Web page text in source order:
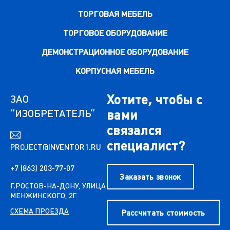
ТОРГОВАЯ МЕБЕЛЬ
ТОРГОВОЕ ОБОРУДОВАНИЕ
ДЕМОНСТРАЦИОННОЕ ОБОРУДОВАНИЕ
КОРПУСНАЯ МЕБЕЛЬ
ЗАО
“ИЗОБРЕТАТЕЛЬ”
PROJECT@INVENTOR1.RU
+7 (863) 203-77-07
Г.РОСТОВ-НА-ДОНУ, УЛИЦА
МЕНЖИНСКОГО, 2Г
СХЕМА ПРОЕЗДА
Хотите, чтобы с
вами
связался
специалист?
Заказать звонок
Рассчитать стоимость